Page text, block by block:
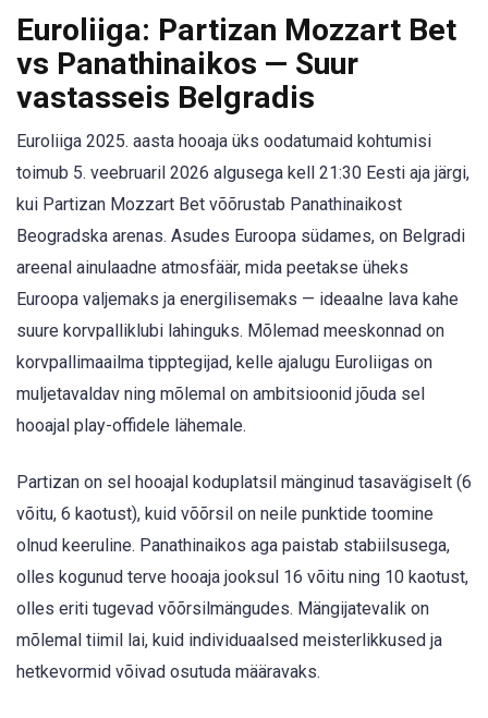
Euroliiga: Partizan Mozzart Bet
vs Panathinaikos — Suur
vastasseis Belgradis
Euroliiga 2025. aasta hooaja üks oodatumaid kohtumisi
toimub 5. veebruaril 2026 algusega kell 21:30 Eesti aja järgi,
kui Partizan Mozzart Bet võõrustab Panathinaikost
Beogradska arenas. Asudes Euroopa südames, on Belgradi
areenal ainulaadne atmosfäär, mida peetakse üheks
Euroopa valjemaks ja energilisemaks — ideaalne lava kahe
suure korvpalliklubi lahinguks. Mõlemad meeskonnad on
korvpallimaailma tipptegijad, kelle ajalugu Euroliigas on
muljetavaldav ning mõlemal on ambitsioonid jõuda sel
hooajal play-offidele lähemale.
Partizan on sel hooajal koduplatsil mänginud tasavägiselt (6
võitu, 6 kaotust), kuid võõrsil on neile punktide toomine
olnud keeruline. Panathinaikos aga paistab stabiilsusega,
olles kogunud terve hooaja jooksul 16 võitu ning 10 kaotust,
olles eriti tugevad võõrsilmängudes. Mängijatevalik on
mõlemal tiimil lai, kuid individuaalsed meisterlikkused ja
hetkevormid võivad osutuda määravaks.